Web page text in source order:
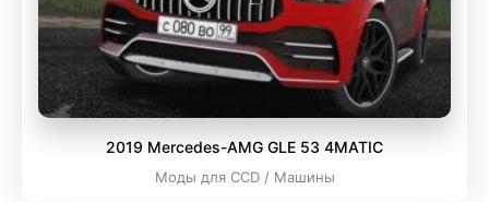
2019 Mercedes-AMG GLE 53 4MATIC
Моды для CCD / Машины